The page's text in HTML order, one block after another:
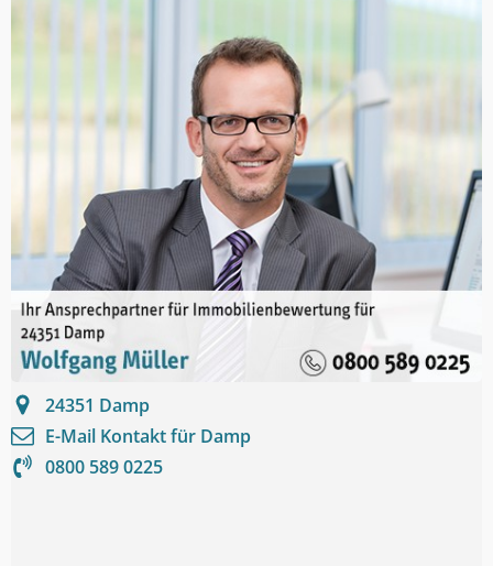
24351 Damp
E-Mail Kontakt für Damp
0800 589 0225